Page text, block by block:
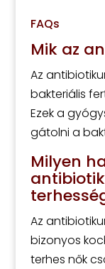
FAQs
Mik az
Az
bakteriális
Ezek a
gátolni a
Milyen
Az
bizonyos
terhes nők